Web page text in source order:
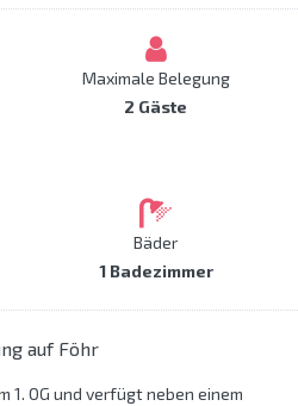
Maximale Belegung
2 Gäste
Bäder
1 Badezimmer
auf Föhr
1. OG und verfügt neben einem